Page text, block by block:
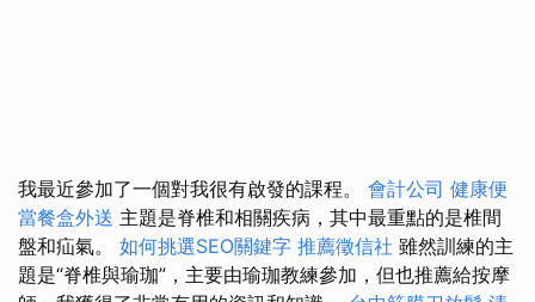
我最近參加了一個對我很有啟發的課程。 會計公司 健康便
當餐盒外送 主題是脊椎和相關疾病，其中最重點的是椎間
盤和疝氣。 如何挑選SEO關鍵字 推薦徵信社 雖然訓練的主
題是“脊椎與瑜珈”，主要由瑜珈教練參加，但也推薦給按摩